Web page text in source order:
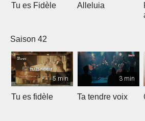
Tu es Fidèle Alleluia
Saison 42
5 min
Tu es fidèle
3 min
Ta tendre voix